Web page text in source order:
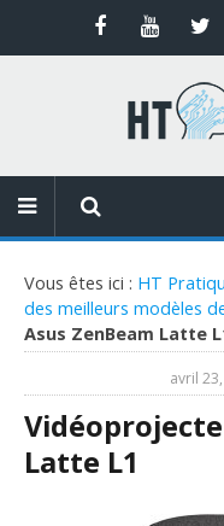
Vous êtes ici : HT
des meilleurs modèles
Asus ZenBeam Latte
avril
Latte L1